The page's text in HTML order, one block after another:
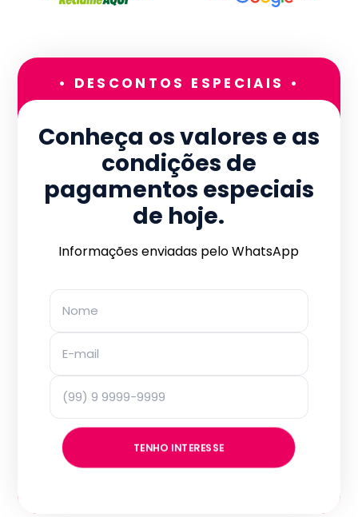
• DESCONTOS ESPECIAIS •
Conheça os valores e as
condições de
pagamentos especiais
de hoje.
Informações enviadas pelo WhatsApp
TENHO INTERESSE